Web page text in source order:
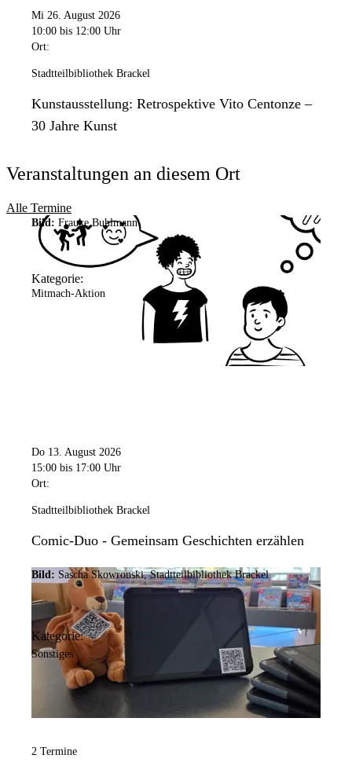
Mi 26. August 2026
10:00 bis 12:00 Uhr
Ort:
Stadtteilbibliothek Brackel
Kunstausstellung: Retrospektive Vito Centonze –
30 Jahre Kunst
Veranstaltungen an diesem Ort
Alle Termine
Bild: Frauke Buhlmann
Kategorie:
Mitmach-Aktion
Do 13. August 2026
15:00 bis 17:00 Uhr
Ort:
Stadtteilbibliothek Brackel
Comic-Duo - Gemeinsam Geschichten erzählen
Bild: Sascha Skowronski, Stadtteilbibliothek Brackel
Kategorie:
Sonstiges
2 Termine